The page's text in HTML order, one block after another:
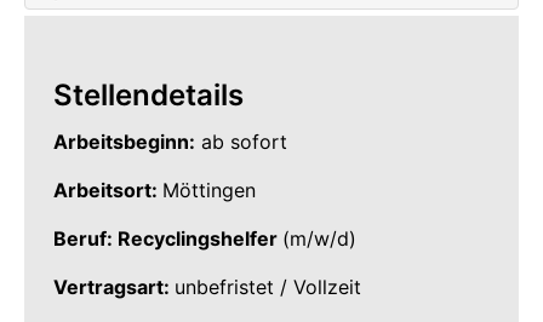
Stellendetails
Arbeitsbeginn: ab sofort
Arbeitsort: Möttingen
Beruf: Recyclingshelfer (m/w/d)
Vertragsart: unbefristet / Vollzeit